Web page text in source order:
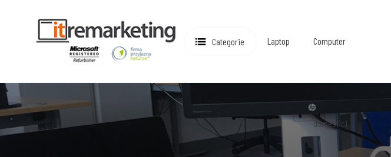
Categorie Laptop Computer
domestici